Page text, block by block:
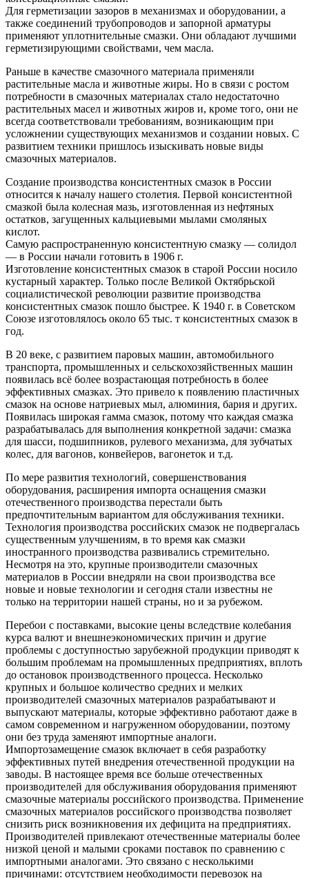
Для герметизации зазоров в механизмах и оборудовании, а
также соединений трубопроводов и запорной арматуры
применяют уплотнительные смазки. Они обладают лучшими
герметизирующими свойствами, чем масла.
Раньше в качестве смазочного материала применяли
растительные масла и животные жиры. Но в связи с ростом
потребности в смазочных материалах стало недостаточно
растительных масел и животных жиров и, кроме того, они не
всегда соответствовали требованиям, возникающим при
усложнении существующих механизмов и создании новых. С
развитием техники пришлось изыскивать новые виды
смазочных материалов.
Создание производства консистентных смазок в России
относится к началу нашего столетия. Первой консистентной
смазкой была колесная мазь, изготовленная из нефтяных
остатков, загущенных кальциевыми мылами смоляных
кислот.
Самую распространенную консистентную смазку — солидол
— в России начали готовить в 1906 г.
Изготовление консистентных смазок в старой России носило
кустарный характер. Только после Великой Октябрьской
социалистической революции развитие производства
консистентных смазок пошло быстрее. К 1940 г. в Советском
Союзе изготовлялось около 65 тыс. т консистентных смазок в
год.
В 20 веке, с развитием паровых машин, автомобильного
транспорта, промышленных и сельскохозяйственных машин
появилась всё более возрастающая потребность в более
эффективных смазках. Это привело к появлению пластичных
смазок на основе натриевых мыл, алюминия, бария и других.
Появилась широкая гамма смазок, потому что каждая смазка
разрабатывалась для выполнения конкретной задачи: смазка
для шасси, подшипников, рулевого механизма, для зубчатых
колес, для вагонов, конвейеров, вагонеток и т.д.
По мере развития технологий, совершенствования
оборудования, расширения импорта оснащения смазки
отечественного производства перестали быть
предпочтительным вариантом для обслуживания техники.
Технология производства российских смазок не подвергалась
существенным улучшениям, в то время как смазки
иностранного производства развивались стремительно.
Несмотря на это, крупные производители смазочных
материалов в России внедряли на свои производства все
новые и новые технологии и сегодня стали известны не
только на территории нашей страны, но и за рубежом.
Перебои с поставками, высокие цены вследствие колебания
курса валют и внешнеэкономических причин и другие
проблемы с доступностью зарубежной продукции приводят к
большим проблемам на промышленных предприятиях, вплоть
до остановок производственного процесса. Несколько
крупных и большое количество средних и мелких
производителей смазочных материалов разрабатывают и
выпускают материалы, которые эффективно работают даже в
самом современном и нагруженном оборудовании, поэтому
они без труда заменяют импортные аналоги.
Импортозамещение смазок включает в себя разработку
эффективных путей внедрения отечественной продукции на
заводы. В настоящее время все больше отечественных
производителей для обслуживания оборудования применяют
смазочные материалы российского производства. Применение
смазочных материалов российского производства позволяет
снизить риск возникновения их дефицита на предприятиях.
Производителей привлекают отечественные материалы более
низкой ценой и малыми сроками поставок по сравнению с
импортными аналогами. Это связано с несколькими
причинами: отсутствием необходимости перевозок на